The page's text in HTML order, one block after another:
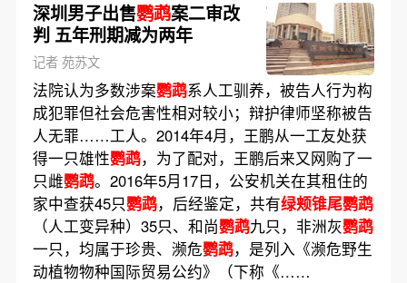
深圳男子出售鹦鹉案二审改
判 五年刑期减为两年
记者 苑苏文
法院认为多数涉案鹦鹉系人工驯养，被告人行为构
成犯罪但社会危害性相对较小；辩护律师坚称被告
人无罪……工人。2014年4月，王鹏从一工友处获
得一只雄性鹦鹉，为了配对，王鹏后来又网购了一
只雌鹦鹉。2016年5月17日，公安机关在其租住的
家中查获45只鹦鹉，后经鉴定，共有绿颊锥尾鹦鹉
（人工变异种）35只、和尚鹦鹉九只，非洲灰鹦鹉
一只，均属于珍贵、濒危鹦鹉，是列入《濒危野生
动植物物种国际贸易公约》（下称《……